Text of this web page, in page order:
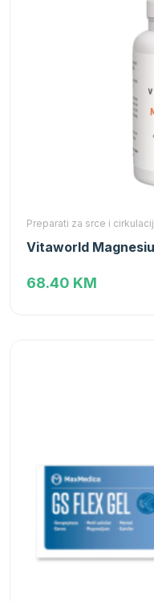
Preparati za srce i
Vitaworld
68.40 KM